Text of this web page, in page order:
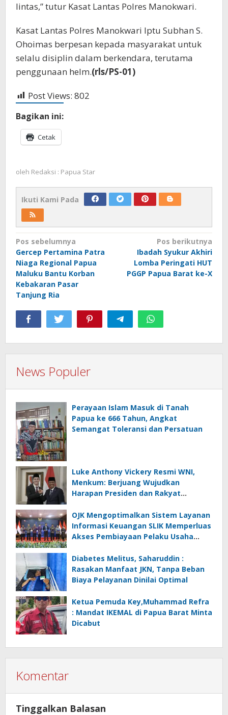
lintas,” tutur Kasat Lantas Polres Manokwari.
Kasat Lantas Polres Manokwari Iptu Subhan S.
Ohoimas berpesan kepada masyarakat untuk
selalu disiplin dalam berkendara, terutama
penggunaan helm.(rls/PS-01)
Post Views: 802
Bagikan ini:
Cetak
oleh Redaksi : Papua Star
Ikuti Kami Pada
Navigasi
pos
Pos sebelumnya
Gercep Pertamina Patra
Niaga Regional Papua
Maluku Bantu Korban
Kebakaran Pasar
Tanjung Ria
Pos berikutnya
Ibadah Syukur Akhiri
Lomba Peringati HUT
PGGP Papua Barat ke-X
News Populer
Perayaan Islam Masuk di Tanah
Papua ke 666 Tahun, Angkat
Semangat Toleransi dan Persatuan
Luke Anthony Vickery Resmi WNI,
Menkum: Berjuang Wujudkan
Harapan Presiden dan Rakyat
OJK Mengoptimalkan Sistem Layanan
Informasi Keuangan SLIK Memperluas
Akses Pembiayaan Pelaku Usaha
Diabetes Melitus, Saharuddin :
Rasakan Manfaat JKN, Tanpa Beban
Biaya Pelayanan Dinilai Optimal
Ketua Pemuda Key,Muhammad Refra
: Mandat IKEMAL di Papua Barat Minta
Dicabut
Komentar
Tinggalkan Balasan